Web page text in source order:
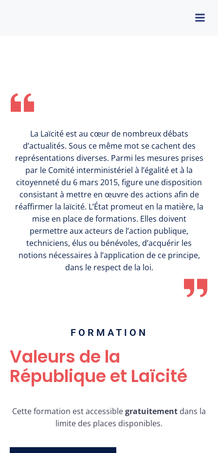
La Laïcité est au cœur de nombreux débats
d’actualités. Sous ce même mot se cachent des
représentations diverses. Parmi les mesures prises
par le Comité interministériel à l’égalité et à la
citoyenneté du 6 mars 2015, figure une disposition
consistant à mettre en œuvre des actions afin de
réaffirmer la laïcité. L’État promeut en la matière, la
mise en place de formations. Elles doivent
permettre aux acteurs de l’action publique,
techniciens, élus ou bénévoles, d’acquérir les
notions nécessaires à l’application de ce principe,
dans le respect de la loi.
FORMATION
Valeurs de la
République et Laïcité
Cette formation est accessiblegratuitement dans la
limite des places disponibles.